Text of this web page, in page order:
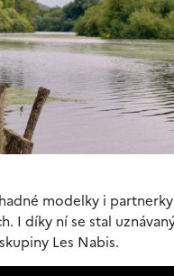
modelky i
I díky ní se stal
Les Nabis.